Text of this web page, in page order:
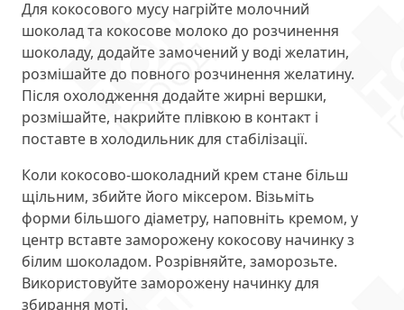
Для кокосового мусу нагрійте молочний
шоколад та кокосове молоко до розчинення
шоколаду, додайте замочений у воді желатин,
розмішайте до повного розчинення желатину.
Після охолодження додайте жирні вершки,
розмішайте, накрийте плівкою в контакт і
поставте в холодильник для стабілізації.
Коли кокосово-шоколадний крем стане більш
щільним, збийте його міксером. Візьміть
форми більшого діаметру, наповніть кремом, у
центр вставте заморожену кокосову начинку з
білим шоколадом. Розрівняйте, заморозьте.
Використовуйте заморожену начинку для
збирання моті.